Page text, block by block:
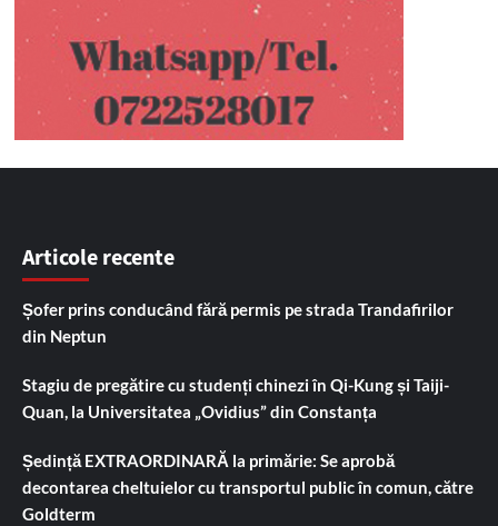
Articole recente
Șofer prins conducând fără permis pe strada Trandafirilor
din Neptun
Stagiu de pregătire cu studenți chinezi în Qi-Kung și Taiji-
Quan, la Universitatea „Ovidius” din Constanța
Ședință EXTRAORDINARĂ la primărie: Se aprobă
decontarea cheltuielor cu transportul public în comun, către
Goldterm